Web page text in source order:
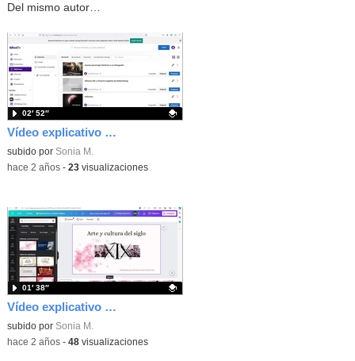
Del mismo autor…
Vídeo explicativo sobre creación de contenidos digitales
Contenido educativo.
subido por Sonia M.
02′ 52″
-hace 2 años- 23visualizaciones
Vídeo explicativo sobre presentación Arte y cultura siglo XIX
Contenido educativo.
subido por Sonia M.
01′ 38″
-hace 2 años- 48visualizaciones